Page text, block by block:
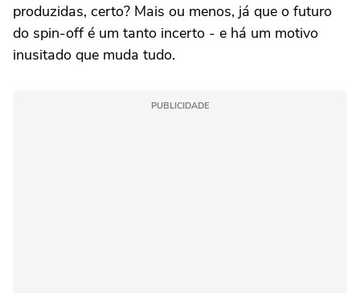
produzidas, certo? Mais ou menos, já que o futuro
do spin-off é um tanto incerto - e há um motivo
inusitado que muda tudo.
PUBLICIDADE